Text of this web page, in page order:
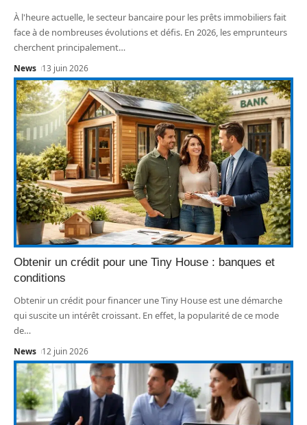
À l'heure actuelle, le secteur bancaire pour les prêts immobiliers fait
face à de nombreuses évolutions et défis. En 2026, les emprunteurs
cherchent principalement…
News 13 juin 2026
Obtenir un crédit pour une Tiny House : banques et
conditions
Obtenir un crédit pour financer une Tiny House est une démarche
qui suscite un intérêt croissant. En effet, la popularité de ce mode
de…
News 12 juin 2026